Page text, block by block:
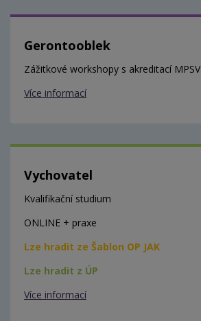
Gerontooblek
Zážitkové workshopy s akreditací MPSV
Více informací
Vychovatel
Kvalifikační studium
ONLINE + praxe
Lze hradit ze Šablon OP JAK
Lze hradit z ÚP
Více informací